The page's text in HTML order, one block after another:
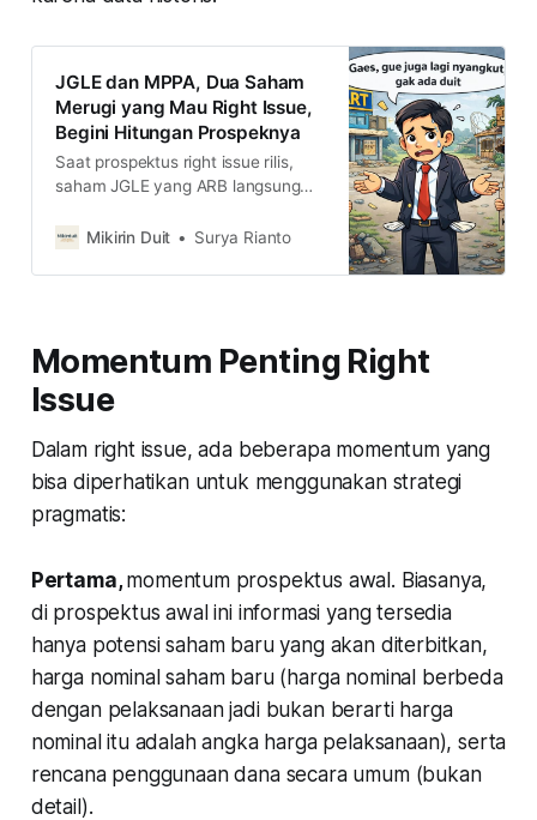
JGLE dan MPPA, Dua Saham
Merugi yang Mau Right Issue,
Begini Hitungan Prospeknya
Saat prospektus right issue rilis,
saham JGLE yang ARB langsung
Memang, apa menariknya right
ini?
Mikirin Duit Surya Rianto
Momentum Penting Right
Issue
Dalam right issue, ada beberapa momentum yang
bisa diperhatikan untuk menggunakan strategi
pragmatis:
Pertama,momentum prospektus awal. Biasanya,
di prospektus awal ini informasi yang tersedia
hanya potensi saham baru yang akan diterbitkan,
harga nominal saham baru (harga nominal berbeda
dengan pelaksanaan jadi bukan berarti harga
nominal itu adalah angka harga pelaksanaan), serta
rencana penggunaan dana secara umum (bukan
detail).